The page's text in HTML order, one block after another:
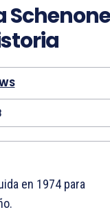
Schenone
en 1974 para